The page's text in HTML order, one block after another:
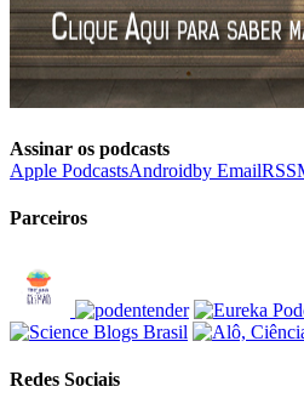
Assinar os podcasts
Apple PodcastsAndroidby EmailRSS
Parceiros
Redes Sociais